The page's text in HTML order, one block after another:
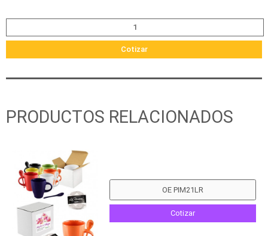
Cotizar
PRODUCTOS RELACIONADOS
Cotizar